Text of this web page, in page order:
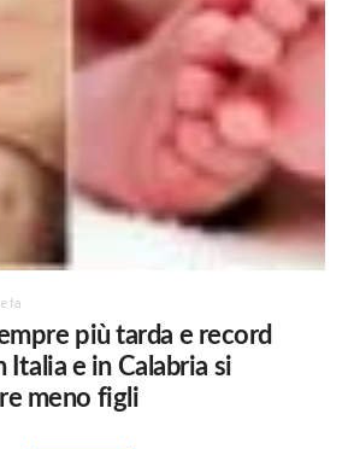
fa
più tarda e record
Italia e in Calabria si
meno figli